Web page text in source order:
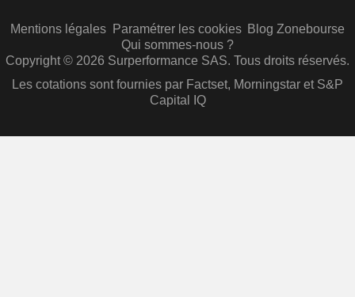
Mentions légales Paramétrer les cookies Blog Zonebourse
Qui sommes-nous ?
Copyright © 2026 Surperformance SAS. Tous droits réservés.
Les cotations sont fournies par Factset, Morningstar et S&P
Capital IQ